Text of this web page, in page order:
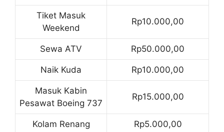
Tiket Masuk
Weekend
Rp10.000,00
Sewa ATV Rp50.000,00
Naik Kuda Rp10.000,00
Masuk Kabin
Pesawat Boeing 737
Rp15.000,00
Kolam Renang Rp5.000,00